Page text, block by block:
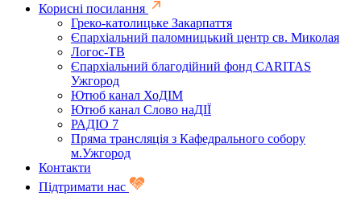
Корисні посилання
Греко-католицьке Закарпаття
Єпархіальний паломницький центр св. Миколая
Логос-ТВ
Єпархіальний благодійний фонд CARITAS
Ужгород
Ютюб канал ХоДІМ
Ютюб канал Слово наДІЇ
РАДІО 7
Пряма трансляція з Кафедрального собору
м.Ужгород
Контакти
Підтримати нас